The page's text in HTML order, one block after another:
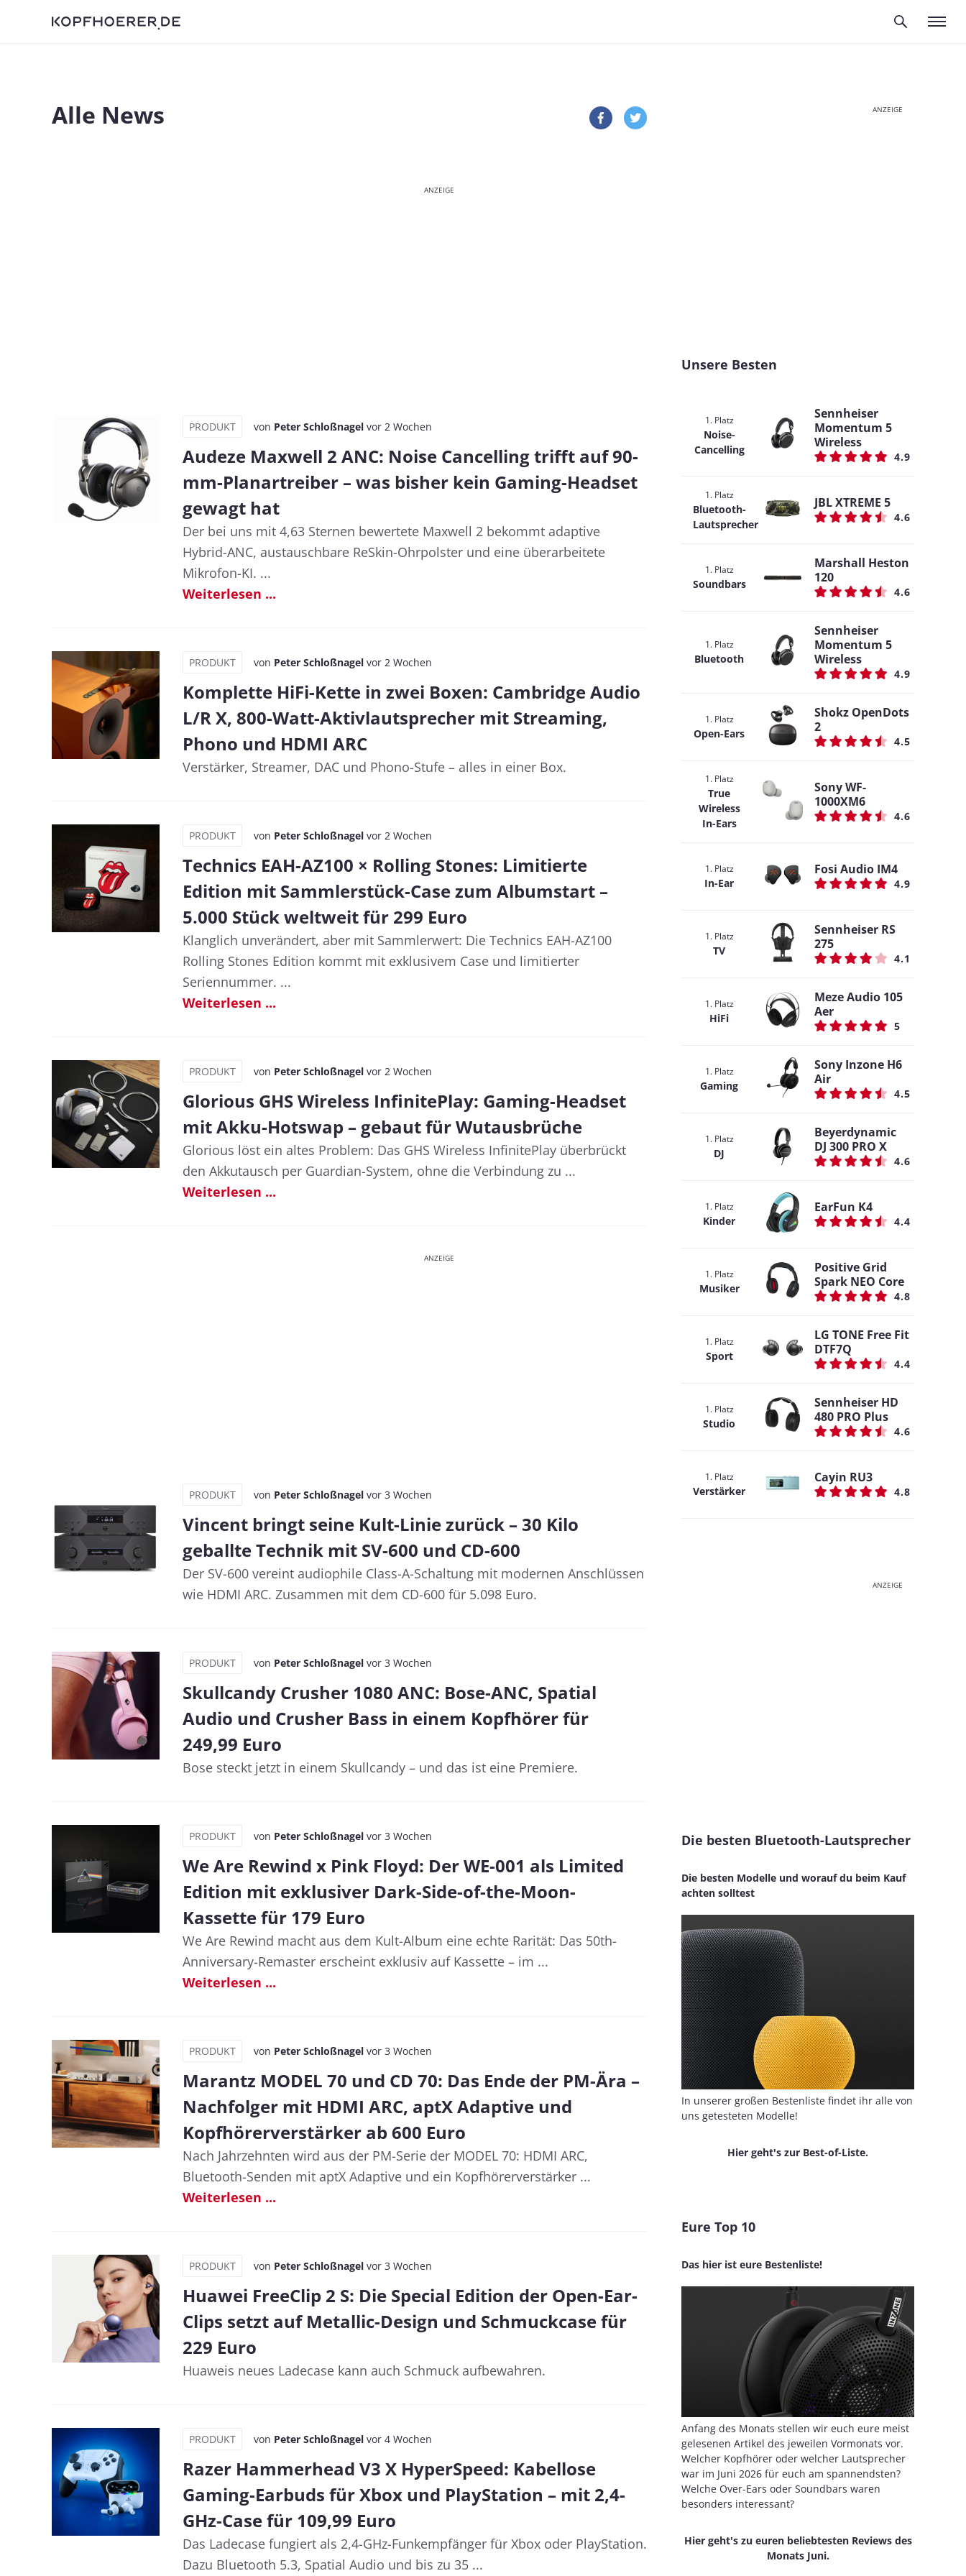
Alle News
ANZEIGE
PRODUKT von Peter Schloßnagel vor 2 Wochen
Audeze Maxwell 2 ANC: Noise Cancelling trifft auf 90-
mm-Planartreiber – was bisher kein Gaming-Headset
gewagt hat
Der bei uns mit 4,63 Sternen bewertete Maxwell 2 bekommt adaptive
Hybrid-ANC, austauschbare ReSkin-Ohrpolster und eine überarbeitete
Mikrofon-KI. ...
Weiterlesen ...
PRODUKT von Peter Schloßnagel vor 2 Wochen
Komplette HiFi-Kette in zwei Boxen: Cambridge Audio
L/R X, 800-Watt-Aktivlautsprecher mit Streaming,
Phono und HDMI ARC
Verstärker, Streamer, DAC und Phono-Stufe – alles in einer Box.
PRODUKT von Peter Schloßnagel vor 2 Wochen
Technics EAH-AZ100 × Rolling Stones: Limitierte
Edition mit Sammlerstück-Case zum Albumstart –
5.000 Stück weltweit für 299 Euro
Klanglich unverändert, aber mit Sammlerwert: Die Technics EAH-AZ100
Rolling Stones Edition kommt mit exklusivem Case und limitierter
Seriennummer. ...
Weiterlesen ...
PRODUKT von Peter Schloßnagel vor 2 Wochen
Glorious GHS Wireless InfinitePlay: Gaming-Headset
mit Akku-Hotswap – gebaut für Wutausbrüche
Glorious löst ein altes Problem: Das GHS Wireless InfinitePlay überbrückt
den Akkutausch per Guardian-System, ohne die Verbindung zu ...
Weiterlesen ...
ANZEIGE
PRODUKT von Peter Schloßnagel vor 3 Wochen
Vincent bringt seine Kult-Linie zurück – 30 Kilo
geballte Technik mit SV-600 und CD-600
Der SV-600 vereint audiophile Class-A-Schaltung mit modernen Anschlüssen
wie HDMI ARC. Zusammen mit dem CD-600 für 5.098 Euro.
PRODUKT von Peter Schloßnagel vor 3 Wochen
Skullcandy Crusher 1080 ANC: Bose-ANC, Spatial
Audio und Crusher Bass in einem Kopfhörer für
249,99 Euro
Bose steckt jetzt in einem Skullcandy – und das ist eine Premiere.
PRODUKT von Peter Schloßnagel vor 3 Wochen
We Are Rewind x Pink Floyd: Der WE-001 als Limited
Edition mit exklusiver Dark-Side-of-the-Moon-
Kassette für 179 Euro
We Are Rewind macht aus dem Kult-Album eine echte Rarität: Das 50th-
Anniversary-Remaster erscheint exklusiv auf Kassette – im ...
Weiterlesen ...
PRODUKT von Peter Schloßnagel vor 3 Wochen
Marantz MODEL 70 und CD 70: Das Ende der PM-Ära –
Nachfolger mit HDMI ARC, aptX Adaptive und
Kopfhörerverstärker ab 600 Euro
Nach Jahrzehnten wird aus der PM-Serie der MODEL 70: HDMI ARC,
Bluetooth-Senden mit aptX Adaptive und ein Kopfhörerverstärker ...
Weiterlesen ...
PRODUKT von Peter Schloßnagel vor 3 Wochen
Huawei FreeClip 2 S: Die Special Edition der Open-Ear-
Clips setzt auf Metallic-Design und Schmuckcase für
229 Euro
Huaweis neues Ladecase kann auch Schmuck aufbewahren.
PRODUKT von Peter Schloßnagel vor 4 Wochen
Razer Hammerhead V3 X HyperSpeed: Kabellose
Gaming-Earbuds für Xbox und PlayStation – mit 2,4-
GHz-Case für 109,99 Euro
Das Ladecase fungiert als 2,4-GHz-Funkempfänger für Xbox oder PlayStation.
Dazu Bluetooth 5.3, Spatial Audio und bis zu 35 ...
ANZEIGE
Unsere Besten
1. Platz
Noise-
Cancelling
Sennheiser
Momentum 5
Wireless
4.9
1. Platz
Bluetooth-
Lautsprecher
JBL XTREME 5
4.6
1. Platz
Soundbars
Marshall Heston
120
4.6
1. Platz
Bluetooth
Sennheiser
Momentum 5
Wireless
4.9
1. Platz
Open-Ears
Shokz OpenDots
2
4.5
1. Platz
True
Wireless
In-Ears
Sony WF-
1000XM6
4.6
1. Platz
In-Ear
Fosi Audio IM4
4.9
1. Platz
TV
Sennheiser RS
275
4.1
1. Platz
HiFi
Meze Audio 105
Aer
5
1. Platz
Gaming
Sony Inzone H6
Air
4.5
1. Platz
DJ
Beyerdynamic
DJ 300 PRO X
4.6
1. Platz
Kinder
EarFun K4
4.4
1. Platz
Musiker
Positive Grid
Spark NEO Core
4.8
1. Platz
Sport
LG TONE Free Fit
DTF7Q
4.4
1. Platz
Studio
Sennheiser HD
480 PRO Plus
4.6
1. Platz
Verstärker
Cayin RU3
4.8
ANZEIGE
Die besten Bluetooth-Lautsprecher
Die besten Modelle und worauf du beim Kauf
achten solltest
In unserer großen Bestenliste findet ihr alle von
uns getesteten Modelle!
Hier geht's zur Best-of-Liste.
Eure Top 10
Das hier ist eure Bestenliste!
Anfang des Monats stellen wir euch eure meist
gelesenen Artikel des jeweilen Vormonats vor.
Welcher Kopfhörer oder welcher Lautsprecher
war im Juni 2026 für euch am spannendsten?
Welche Over-Ears oder Soundbars waren
besonders interessant?
Hier geht's zu euren beliebtesten Reviews des
Monats Juni.